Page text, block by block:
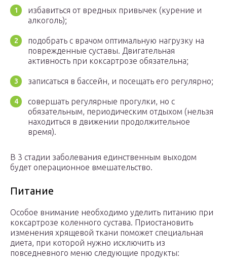
избавиться от вредных привычек (курение и
алкоголь);
подобрать с врачом оптимальную нагрузку на
поврежденные суставы. Двигательная
активность при коксартрозе обязательна;
записаться в бассейн, и посещать его регулярно;
совершать регулярные прогулки, но с
обязательным, периодическим отдыхом (нельзя
находиться в движении продолжительное
время).
В 3 стадии заболевания единственным выходом
будет операционное вмешательство.
Питание
Особое внимание необходимо уделить питанию при
коксартрозе коленного сустава. Приостановить
изменения хрящевой ткани поможет специальная
диета, при которой нужно исключить из
повседневного меню следующие продукты: